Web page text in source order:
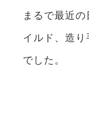
まるで最近
イルド、造
でした。